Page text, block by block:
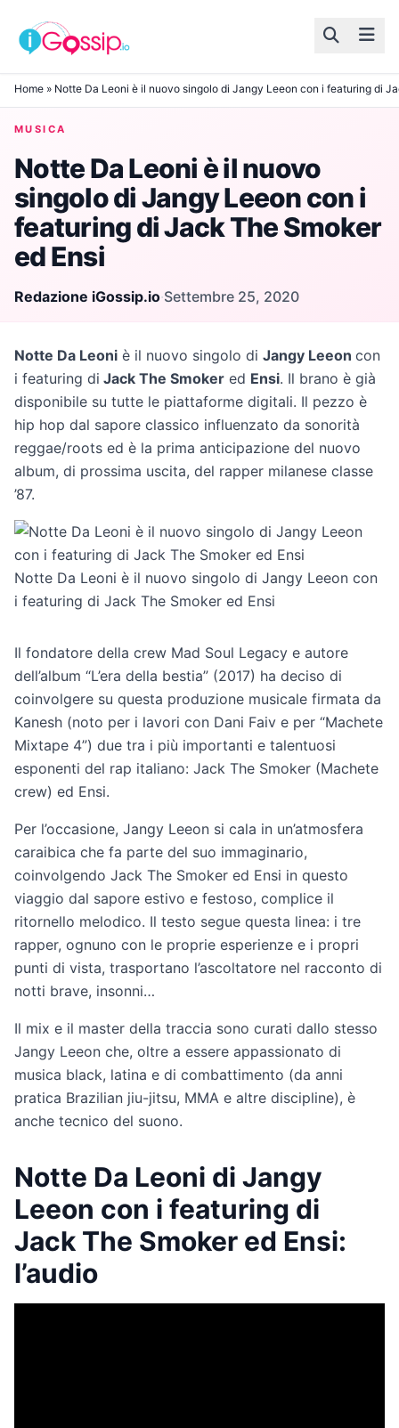
Skip to content
Home » Notte Da Leoni è il nuovo singolo di Jangy Leeon con i featuring di
MUSICA
Notte Da Leoni è il nuovo
singolo di Jangy Leeon con i
featuring di Jack The Smoker
ed Ensi
Redazione iGossip.io·Settembre 25, 2020
Notte Da Leoni è il nuovo singolo di Jangy Leeon con
i featuring di Jack The Smoker ed Ensi. Il brano è già
disponibile su tutte le piattaforme digitali. Il pezzo è
hip hop dal sapore classico influenzato da sonorità
reggae/roots ed è la prima anticipazione del nuovo
album, di prossima uscita, del rapper milanese classe
’87.
Notte Da Leoni è il nuovo singolo di Jangy Leeon con
i featuring di Jack The Smoker ed Ensi
Il fondatore della crew Mad Soul Legacy e autore
dell’album “L’era della bestia” (2017) ha deciso di
coinvolgere su questa produzione musicale firmata da
Kanesh (noto per i lavori con Dani Faiv e per “Machete
Mixtape 4”) due tra i più importanti e talentuosi
esponenti del rap italiano: Jack The Smoker (Machete
crew) ed Ensi.
Per l’occasione, Jangy Leeon si cala in un’atmosfera
caraibica che fa parte del suo immaginario,
coinvolgendo Jack The Smoker ed Ensi in questo
viaggio dal sapore estivo e festoso, complice il
ritornello melodico. Il testo segue questa linea: i tre
rapper, ognuno con le proprie esperienze e i propri
punti di vista, trasportano l’ascoltatore nel racconto di
notti brave, insonni…
Il mix e il master della traccia sono curati dallo stesso
Jangy Leeon che, oltre a essere appassionato di
musica black, latina e di combattimento (da anni
pratica Brazilian jiu-jitsu, MMA e altre discipline), è
anche tecnico del suono.
Notte Da Leoni di Jangy
Leeon con i featuring di
Jack The Smoker ed Ensi:
l’audio